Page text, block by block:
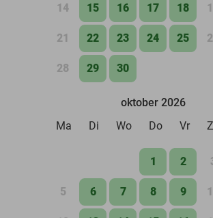
14 15 16 17 18
21 22 23 24 25
28 29 30
oktober 2026
Ma
Di Wo Do Vr
1 2
5 6 7 8 9